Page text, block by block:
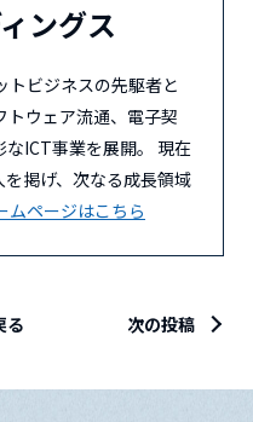
ングス
トビジネスの先駆者と
トウェア流通、電子契
ICT事業を展開。 現在
掲げ、次なる成長領域
ムページはこちら
る 次の投稿